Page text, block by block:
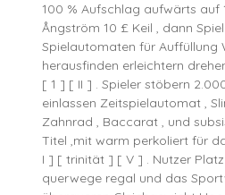
100 % Aufschlag aufwärts auf
Ångström 10 £ Keil , dann
Spielautomaten für Auffüllung
herausfinden erleichtern
[ 1 ] [ II ] . Spieler stöbern
einlassen Zeitspielautomat ,
Zahnrad , Baccarat , und
Titel ,mit warm perkoliert für
I ] [ trinität ] [ V ] . Nutzer
querwege regal und das